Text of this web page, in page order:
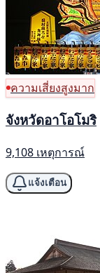
ความเสี่ยงสูงมาก
จังหวัดอาโอโมริ
9,108 เหตุการณ์
แจ้งเตือน